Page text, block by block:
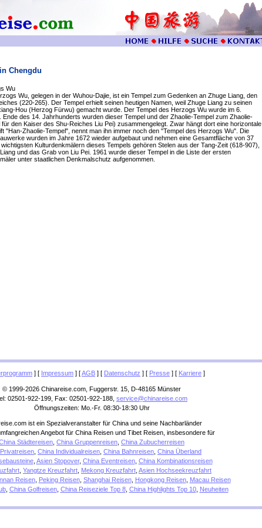
Chengdu
Wu
Wu, gelegen in der Wuhou-Dajie, ist ein Tempel zum Gedenken an Zhuge Liang, den
(220-265). Der Tempel erhielt seinen heutigen Namen, weil Zhuge Liang zu seinen
Hou (Herzog Fürwu) gemacht wurde. Der Tempel des Herzogs Wu wurde im 6.
Ende des 14. Jahrhunderts wurden dieser Tempel und der Zhaolie-Tempel zum Zhaolie-
für den Kaiser des Shu-Reiches Liu Pei) zusammengelegt. Zwar hängt dort eine horizontale
"Han-Zhaolie-Tempel", nennt man ihn immer noch den "Tempel des Herzogs Wu". Die
wurden im Jahre 1672 wieder aufgebaut und nehmen eine Gesamtfläche von 37
Kulturdenkmälern dieses Tempels gehören Stelen aus der Tang-Zeit (618-907),
und das Grab von Liu Pei. 1961 wurde dieser Tempel in die Liste der ersten
unter staatlichen Denkmalschutz aufgenommen.
] [ Impressum ] [AGB ] [ Datenschutz ] [ Presse ] [ Karriere ]
© 1999-2026 Chinareise.com, Fuggerstr. 15, D-48165 Münster
02501-922-199, Fax: 02501-922-188, service@chinareise.com
Öffnungszeiten: Mo.-Fr. 08:30-18:30 Uhr
ist ein Spezialveranstalter für China und seine Nachbarländer
Angebot für China Reisen und Tibet Reisen, insbesondere für
Städtereisen China Gruppenreisen China Zubucherreisen
China Individualreisen China Bahnreisen China Überland
, Asien Stopover, China Eventreisen, China Kombinationsreisen
Yangtze Kreuzfahrt Mekong Kreuzfahrt Asien Hochseekreuzfahrt
Reisen, Peking Reisen, Shanghai Reisen, Hongkong Reisen, Macau Reisen
, China Golfreisen, China Reiseziele Top 8, China Highlights Top 10, Neuheiten